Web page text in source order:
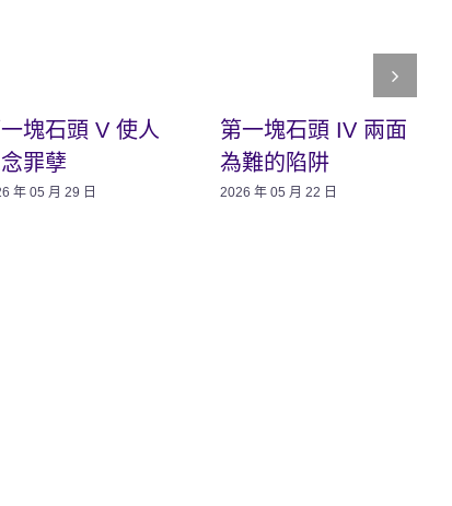
塊石頭 V 使人
罪孽
年 05 月 29 日
第一塊石頭 IV 兩面
為難的陷阱
2026 年 05 月 22 日